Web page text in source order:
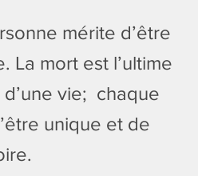
mérite d’être
La mort est l’ultime
vie; chaque
unique et de